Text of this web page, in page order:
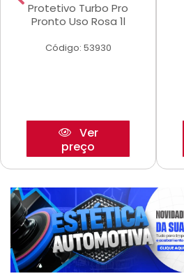
Protetivo Turbo Pro
Pronto Uso Rosa 1l
Código: 53930
Ver
preço